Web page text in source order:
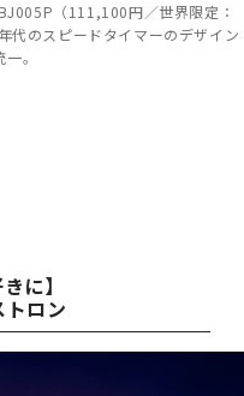
（111,100円／世界限定：
のスピードタイマーのデザイン
。
に】
トロン